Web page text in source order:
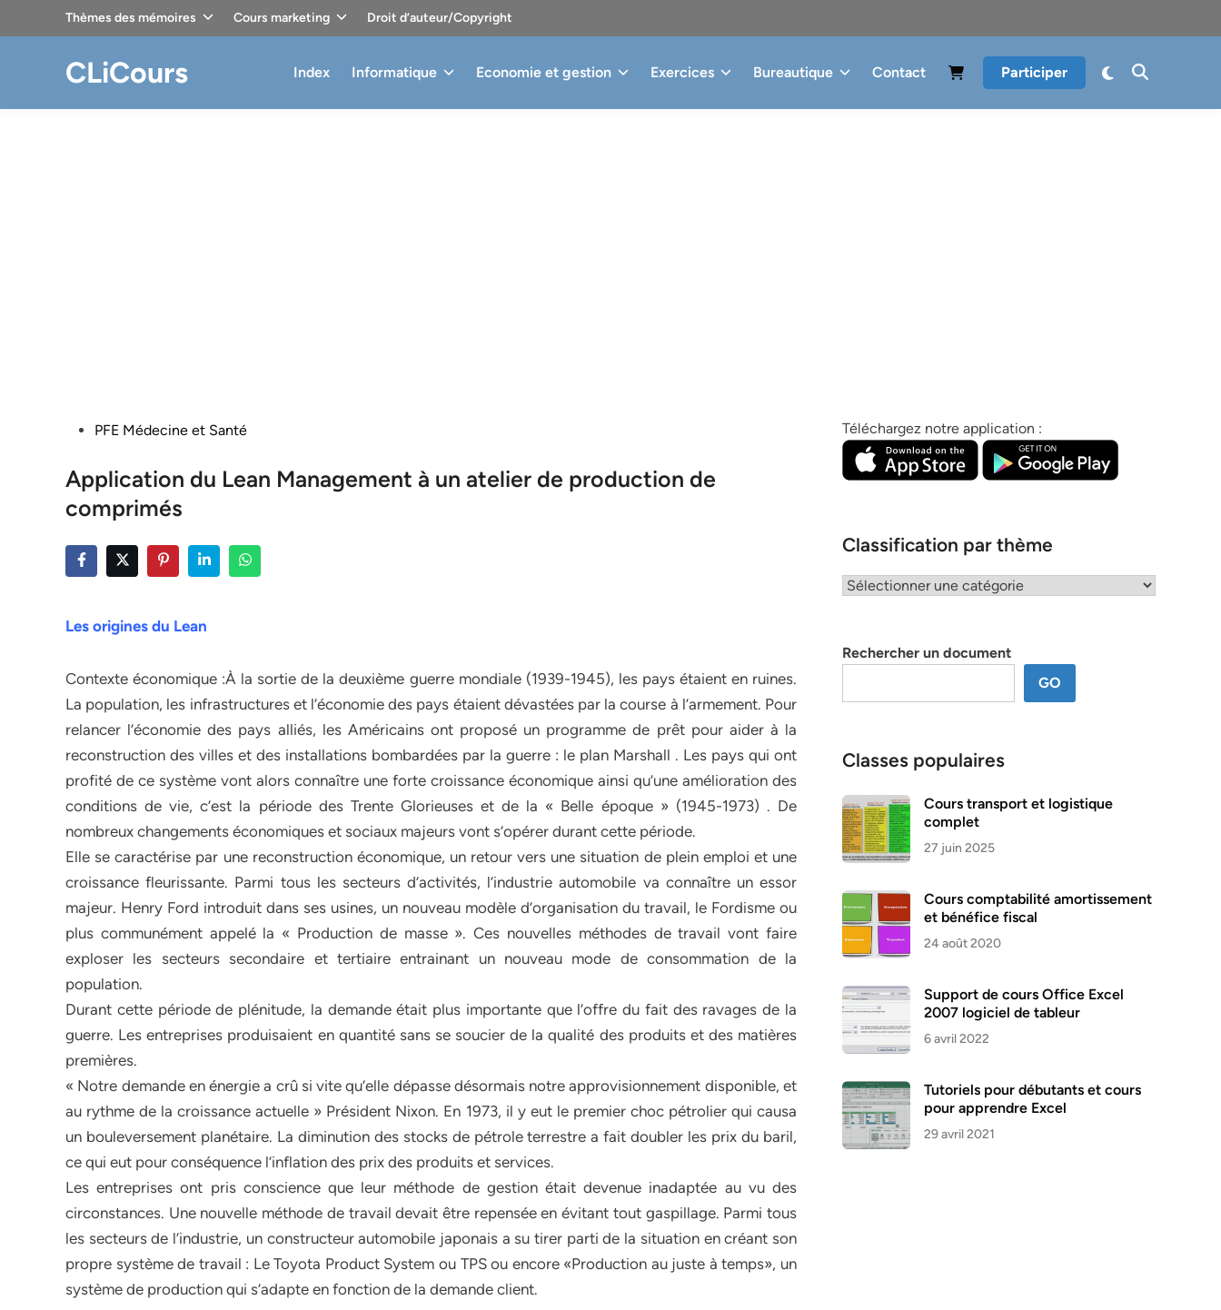
Thèmes des mémoires Cours marketing Droit d’auteur/Copyright
CLiCours Index Informatique Economie et gestion Exercices Bureautique Contact Participer
PostedPFE Médecine et Santé
Application du Lean Management à un atelier de production de
comprimés
Les origines du Lean
Contexte économique :À la sortie de la deuxième guerre mondiale (1939-1945), les pays étaient en ruines.
La population, les infrastructures et l’économie des pays étaient dévastées par la course à l’armement. Pour
relancer l’économie des pays alliés, les Américains ont proposé un programme de prêt pour aider à la
reconstruction des villes et des installations bombardées par la guerre : le plan Marshall . Les pays qui ont
profité de ce système vont alors connaître une forte croissance économique ainsi qu’une amélioration des
conditions de vie, c’est la période des Trente Glorieuses et de la « Belle époque » (1945-1973) . De
nombreux changements économiques et sociaux majeurs vont s’opérer durant cette période.
Elle se caractérise par une reconstruction économique, un retour vers une situation de plein emploi et une
croissance fleurissante. Parmi tous les secteurs d’activités, l’industrie automobile va connaître un essor
majeur. Henry Ford introduit dans ses usines, un nouveau modèle d’organisation du travail, le Fordisme ou
plus communément appelé la « Production de masse ». Ces nouvelles méthodes de travail vont faire
exploser les secteurs secondaire et tertiaire entrainant un nouveau mode de consommation de la
population.
Durant cette période de plénitude, la demande était plus importante que l’offre du fait des ravages de la
guerre. Les entreprises produisaient en quantité sans se soucier de la qualité des produits et des matières
premières.
« Notre demande en énergie a crû si vite qu’elle dépasse désormais notre approvisionnement disponible, et
au rythme de la croissance actuelle » Président Nixon. En 1973, il y eut le premier choc pétrolier qui causa
un bouleversement planétaire. La diminution des stocks de pétrole terrestre a fait doubler les prix du baril,
ce qui eut pour conséquence l’inflation des prix des produits et services.
Les entreprises ont pris conscience que leur méthode de gestion était devenue inadaptée au vu des
circonstances. Une nouvelle méthode de travail devait être repensée en évitant tout gaspillage. Parmi tous
les secteurs de l’industrie, un constructeur automobile japonais a su tirer parti de la situation en créant son
propre système de travail : Le Toyota Product System ou TPS ou encore «Production au juste à temps», un
système de production qui s’adapte en fonction de la demande client.
Téléchargez notre application :
Classification par thème
Classification
Rechercher un document
GO
Classes populaires
Cours transport et logistique
complet
27 juin 2025
Cours comptabilité amortissement
et bénéfice fiscal
24 août 2020
Support de cours Office Excel
2007 logiciel de tableur
6 avril 2022
Tutoriels pour débutants et cours
pour apprendre Excel
29 avril 2021